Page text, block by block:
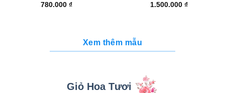
780.000 ₫
1.500.000 ₫
Xem thêm mẫu
Giỏ Hoa Tươi